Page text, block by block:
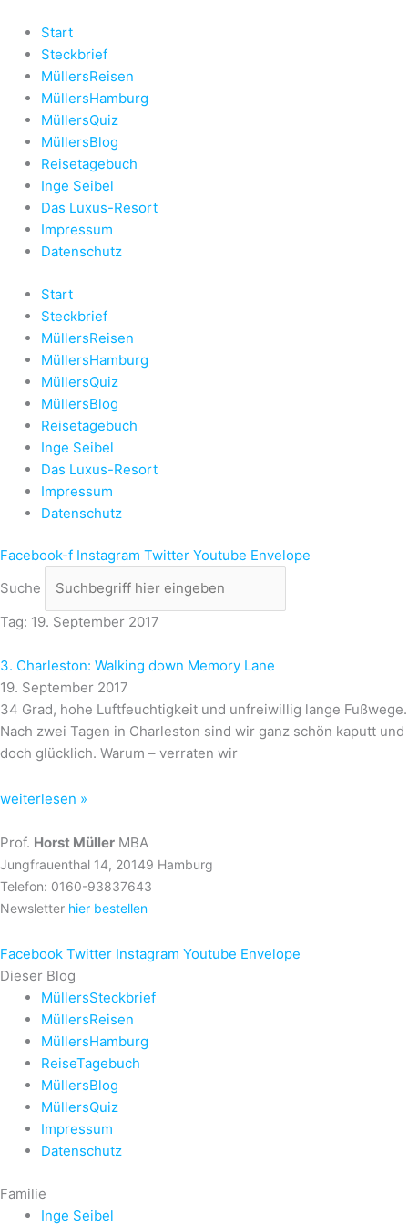
Inhalt
springen
Start
Steckbrief
MüllersReisen
MüllersHamburg
MüllersQuiz
MüllersBlog
Reisetagebuch
Inge Seibel
Das Luxus-Resort
Impressum
Datenschutz
Start
Steckbrief
MüllersReisen
MüllersHamburg
MüllersQuiz
MüllersBlog
Reisetagebuch
Inge Seibel
Das Luxus-Resort
Impressum
Datenschutz
Facebook-f Instagram Twitter Youtube Envelope
Suche
Tag: 19. September 2017
3. Charleston: Walking down Memory Lane
19. September 2017
34 Grad, hohe Luftfeuchtigkeit und unfreiwillig lange Fußwege.
Nach zwei Tagen in Charleston sind wir ganz schön kaputt und
doch glücklich. Warum – verraten wir
weiterlesen »
Prof. Horst Müller MBA
Jungfrauenthal 14, 20149 Hamburg
Telefon: 0160-93837643
Newsletter hier bestellen
Facebook Twitter Instagram Youtube Envelope
Dieser Blog
MüllersSteckbrief
MüllersReisen
MüllersHamburg
ReiseTagebuch
MüllersBlog
MüllersQuiz
Impressum
Datenschutz
Familie
Inge Seibel